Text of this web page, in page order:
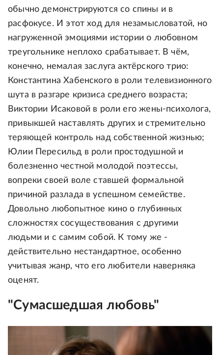
обычно демонстрируются со спины и в
расфокусе. И этот ход для незамысловатой, но
нагруженной эмоциями истории о любовном
треугольнике неплохо срабатывает. В чём,
конечно, немалая заслуга актёрского трио:
Константина Хабенского в роли телевизионного
шута в разгаре кризиса среднего возраста;
Виктории Исаковой в роли его жены-психолога,
привыкшей наставлять других и стремительно
теряющей контроль над собственной жизнью;
Юлии Пересильд в роли простодушной и
болезненно честной молодой поэтессы,
вопреки своей воле ставшей формальной
причиной разлада в успешном семействе.
Довольно любопытное кино о глубинных
сложностях сосуществования с другими
людьми и с самим собой. К тому же -
действительно нестандартное, особенно
учитывая жанр, что его любители наверняка
оценят.
"Сумасшедшая любовь"